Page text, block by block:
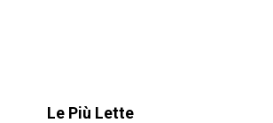
Le Più Lette